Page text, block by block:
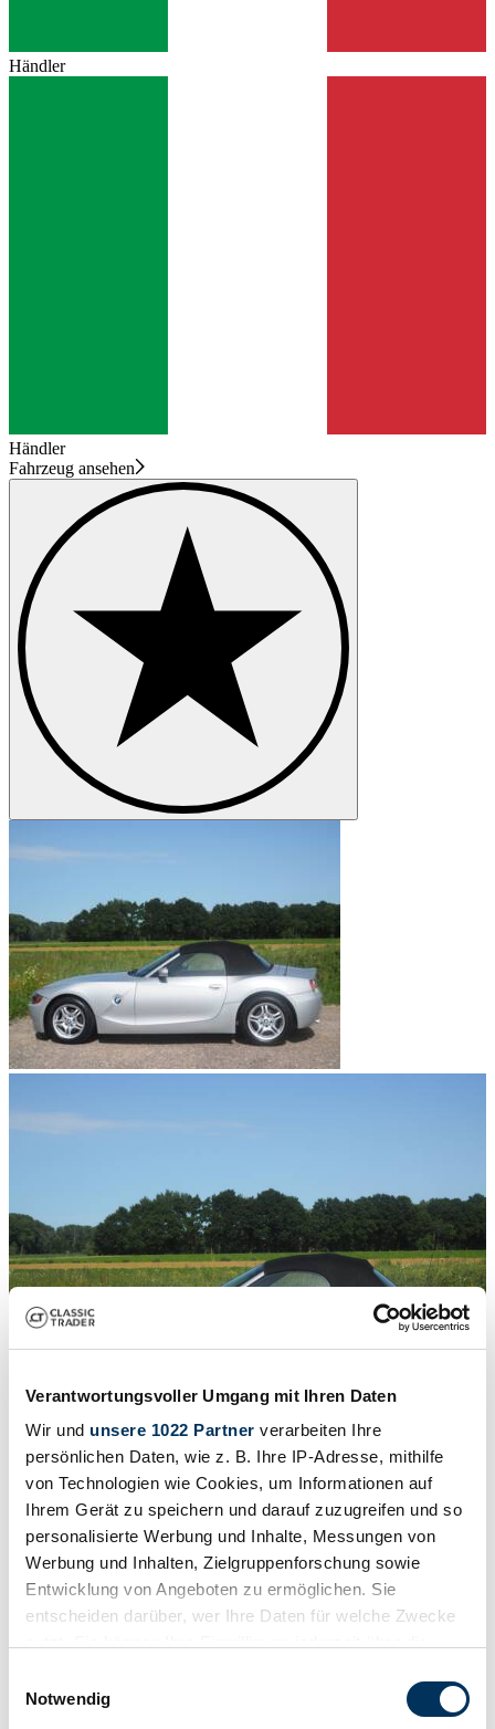
Verantwortungsvoller Umgang mit Ihren Daten
Wir und unsere 1022 Partner verarbeiten Ihre
persönlichen Daten, wie z. B. Ihre IP-Adresse, mithilfe
von Technologien wie Cookies, um Informationen auf
Ihrem Gerät zu speichern und darauf zuzugreifen und so
personalisierte Werbung und Inhalte, Messungen von
Werbung und Inhalten, Zielgruppenforschung sowie
Entwicklung von Angeboten zu ermöglichen. Sie
entscheiden darüber, wer Ihre Daten für welche Zwecke
Trigger Symbol ändern oder widerrufen
Notwendig
Händler
Händler
Fahrzeug ansehen
/15
2005 | BMW Z4 2.5i
Z4 Roadster E85 2,5i 192 PS 1. Hand 72.000 km unfallfrei
€ 17.500